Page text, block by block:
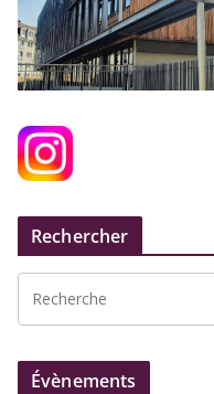
Rechercher
Évènements